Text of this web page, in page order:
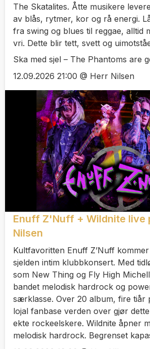
The Skatalites. Åtte musikere
av blås, rytmer, kor og rå energi.
fra swing og blues til reggae, alltid
vri. Dette blir tett, svett og
Ska med sjel – The Phantoms are
12.09.2026 21:00 @ Herr Nilsen
Enuff Z'Nuff + Wildnite live
Nilsen
Kultfavoritten Enuff Z’Nuff
sjelden intim klubbkonsert. Med
som New Thing og Fly High
bandet melodisk hardrock og
særklasse. Over 20 album, fire tiår
lojal fanbase verden over gjør
ekte rockeelskere. Wildnite åpner
melodisk hardrock. Begrenset